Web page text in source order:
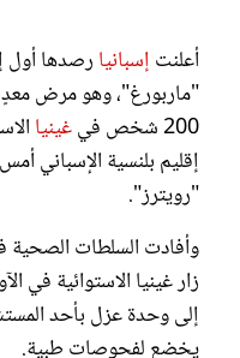
أعلنت إسبانيا رصدها أول
"ماربورغ"، وهو مرض
200 شخص في
غينيا
إقليم بلنسية الإسباني
"رويترز".
زار غينيا الاستوائية
إلى وحدة عزل بأحد
يخضع لفحوصات طبية.